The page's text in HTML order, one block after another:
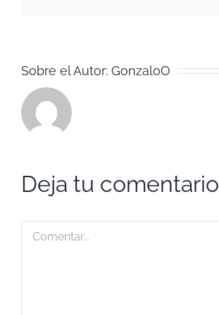
Sobre el Autor: GonzaloO
Deja tu comentario
Comentar